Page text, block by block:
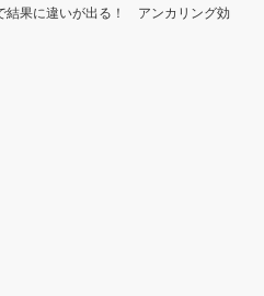
結果に違いが出る！ アンカリング効